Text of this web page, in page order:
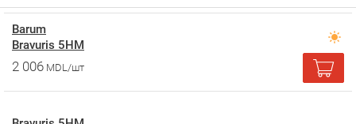
Barum
Bravuris 5HM
2 006 MDL/шт